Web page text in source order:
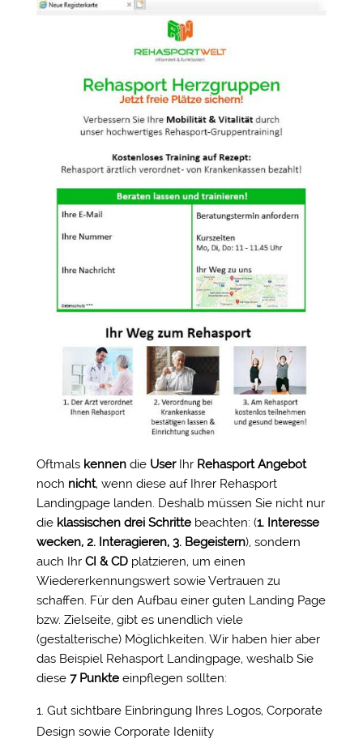
Oftmalskennendie User IhrRehasport Angebot
noch nicht, wenn diese auf Ihrer Rehasport
Landingpage landen. Deshalb müssen Sie nicht nur
die klassischen drei Schrittebeachten: (1. Interesse
wecken, 2. Interagieren, 3. Begeistern), sondern
auch Ihr CI & CDplatzieren, um einen
Wiedererkennungswert sowie Vertrauen zu
schaffen. Für den Aufbau einer guten Landing Page
bzw. Zielseite, gibt es unendlich viele
(gestalterische) Möglichkeiten. Wir haben hier aber
das Beispiel Rehasport Landingpage, weshalb Sie
diese7 Punkteeinpflegen sollten:
Gut sichtbare Einbringung Ihres Logos, Corporate
Design sowie Corporate Ideniity